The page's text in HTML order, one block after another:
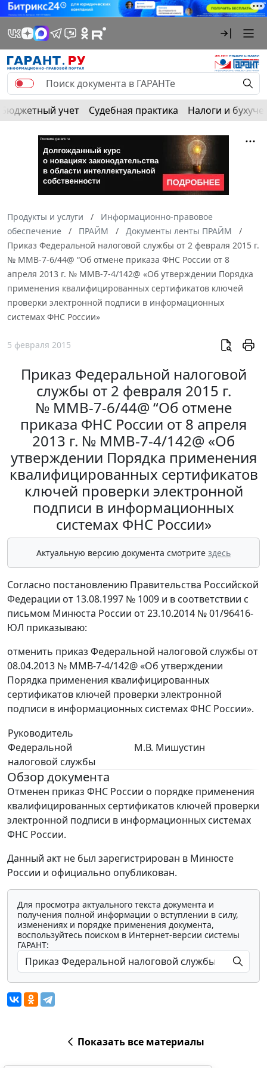
Бюджетный учет Судебная практика Налоги и
Продукты и услуги
Информационно-правовое
обеспечение
ПРАЙМ
Документы ленты ПРАЙМ
Приказ Федеральной налоговой службы от 2 февраля 2015 г.
№ ММВ-7-6/44@ “Об отмене приказа ФНС России от 8
апреля 2013 г. № ММВ-7-4/142@ «Об утверждении Порядка
применения квалифицированных сертификатов ключей
проверки электронной подписи в информационных
системах ФНС России»
5 февраля 2015
Приказ Федеральной налоговой
службы от 2 февраля 2015 г.
№ ММВ-7-6/44@ “Об отмене
приказа ФНС России от 8 апреля
2013 г. № ММВ-7-4/142@ «Об
утверждении Порядка применения
квалифицированных сертификатов
ключей проверки электронной
подписи в информационных
системах ФНС России»
Актуальную версию документа смотрите здесь
Согласно постановлению Правительства Российской
Федерации от 13.08.1997 № 1009 и в соответствии с
письмом Минюста России от 23.10.2014 № 01/96416-
ЮЛ приказываю:
отменить приказ Федеральной налоговой службы от
08.04.2013 № ММВ-7-4/142@ «Об утверждении
Порядка применения квалифицированных
сертификатов ключей проверки электронной
подписи в информационных системах ФНС России».
Руководитель
Федеральной
налоговой службы
М.В. Мишустин
Обзор документа
Отменен приказ ФНС России о порядке применения
квалифицированных сертификатов ключей проверки
электронной подписи в информационных системах
ФНС России.
Данный акт не был зарегистрирован в Минюсте
России и официально опубликован.
Для просмотра актуального текста документа и
получения полной информации о вступлении в силу,
изменениях и порядке применения документа,
воспользуйтесь поиском в Интернет-версии системы
ГАРАНТ:
Показать все материалы